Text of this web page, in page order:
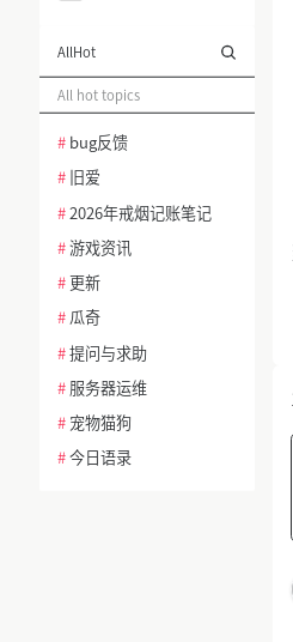
AllHot
All hot topics
#bug反馈
#旧爱
#2026年戒烟记账笔记
#游戏资讯
#更新
#瓜奇
#提问与求助
#服务器运维
#宠物猫狗
#今日语录